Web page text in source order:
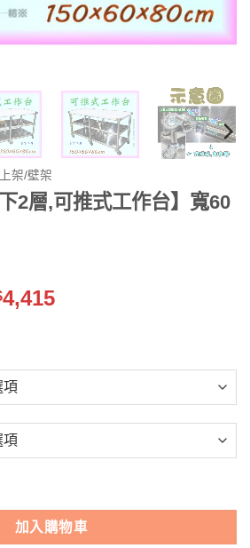
架/壁架
2層,可推式工作台】寬60
4,415價
到
NT$4,415
式工作台】寬60 數量
加入購物車